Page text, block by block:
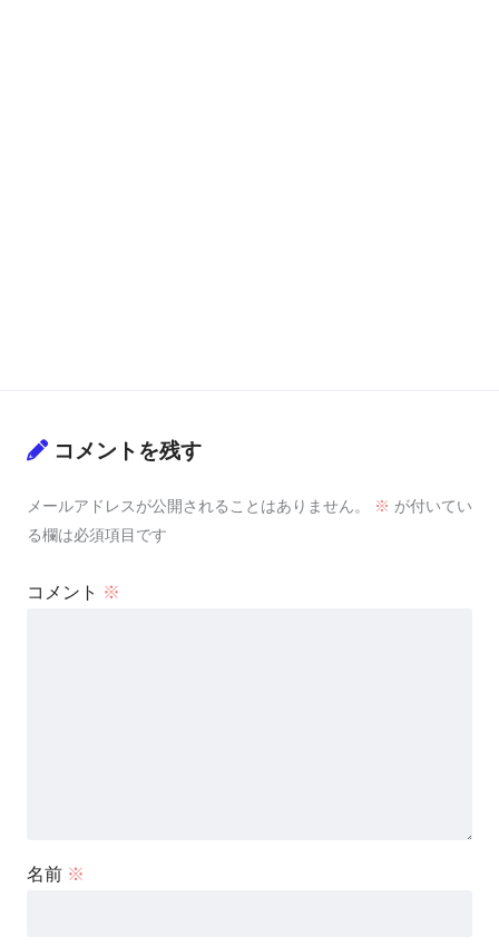
コメントを残す
メールアドレスが公開されることはありません。 ※ が付いてい
る欄は必須項目です
コメント ※
名前 ※